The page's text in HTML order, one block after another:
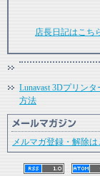
店長日記はこち
Lunavast 3Dプリン
方法
メルマガ登録・解除は